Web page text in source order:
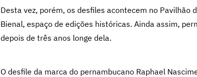
Desta vez, porém, os desfiles acontecem no Pavilhão
Bienal, espaço de edições históricas. Ainda assim,
depois de três anos longe dela.
O desfile da marca do pernambucano Raphael